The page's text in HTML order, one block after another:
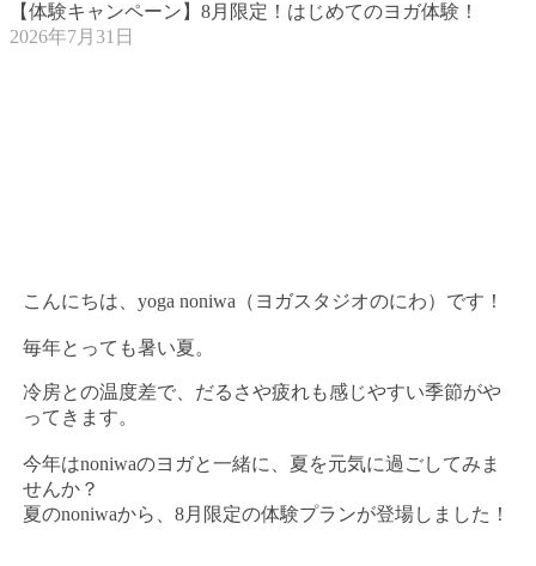
【体験キャンペーン】8月限定！はじめてのヨガ体験！
2026年7月31日
こんにちは、yoga noniwa（ヨガスタジオのにわ）です！
毎年とっても暑い夏。
冷房との温度差で、だるさや疲れも感じやすい季節がや
ってきます。
今年はnoniwaのヨガと一緒に、夏を元気に過ごしてみま
せんか？
夏のnoniwaから、8月限定の体験プランが登場しました！